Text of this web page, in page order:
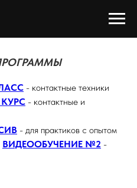
- контактные техники
- контактные и
- для практиков с опытом
ВИДЕООБУЧЕНИЕ №2 -